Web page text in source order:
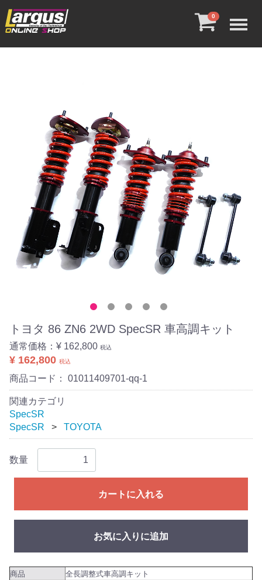
0
トヨタ 86 ZN6 2WD SpecSR 車高調キット
通常価格： ¥ 162,800 税込
¥ 162,800 税込
商品コード： 01011409701-qq-1
関連カテゴリ
SpecSR
SpecSR
TOYOTA
数量
カートに入れる
お気に入りに追加
商品
全長調整式車高調キット